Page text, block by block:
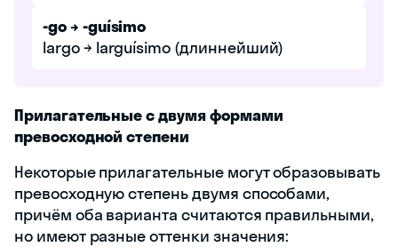
-go → -guísimo
largo → larguísimo (длиннейший)
Прилагательные с двумя формами
превосходной степени
Некоторые прилагательные могут образовывать
превосходную степень двумя способами,
причём оба варианта считаются правильными,
но имеют разные оттенки значения: